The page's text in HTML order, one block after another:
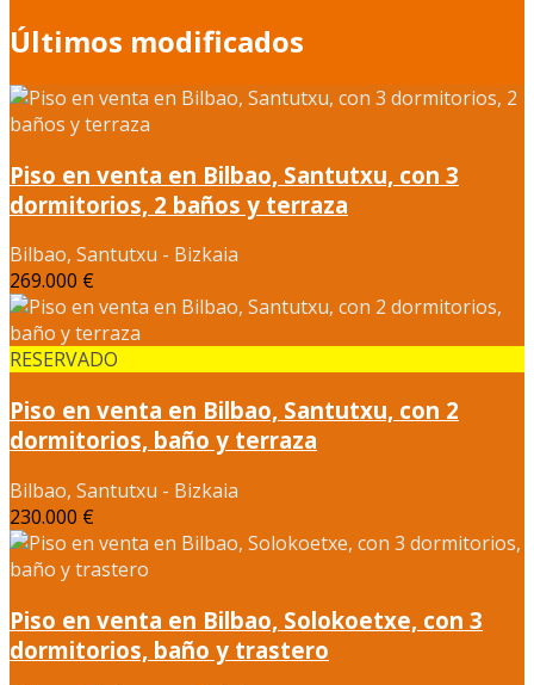
Últimos modificados
Piso en venta en Bilbao, Santutxu, con 3
dormitorios, 2 baños y terraza
Bilbao, Santutxu - Bizkaia
269.000 €
RESERVADO
Piso en venta en Bilbao, Santutxu, con 2
dormitorios, baño y terraza
Bilbao, Santutxu - Bizkaia
230.000 €
Piso en venta en Bilbao, Solokoetxe, con 3
dormitorios, baño y trastero